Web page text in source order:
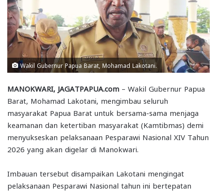
Wakil Gubernur Papua Barat, Mohamad Lakotani.
MANOKWARI, JAGATPAPUA.com – Wakil Gubernur Papua
Barat, Mohamad Lakotani, mengimbau seluruh
masyarakat Papua Barat untuk bersama-sama menjaga
keamanan dan ketertiban masyarakat (Kamtibmas) demi
menyukseskan pelaksanaan Pesparawi Nasional XIV Tahun
2026 yang akan digelar di Manokwari.
Imbauan tersebut disampaikan Lakotani mengingat
pelaksanaan Pesparawi Nasional tahun ini bertepatan